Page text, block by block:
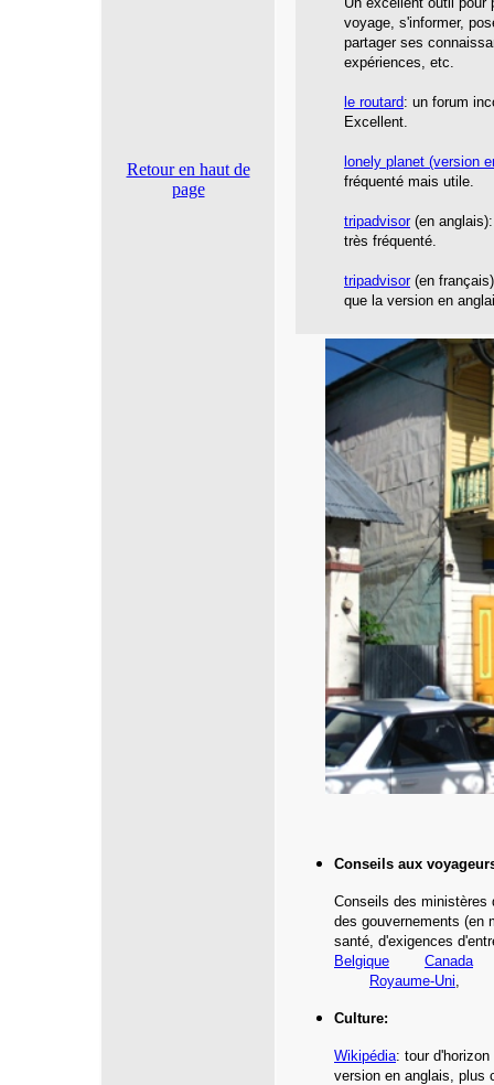
Retour en haut de
page
voyage, s'informer,
partager ses
expériences, etc.
le routard: un forum
Excellent.
lonely planet (version
fréquenté mais utile.
tripadvisor(en
très fréquenté.
tripadvisor(en
que la version en
Conseils aux
Conseils des ministères
des gouvernements (en
santé, d'exigences
Belgique
Canada
Royaume-Uni,
Culture:
Wikipédia: tour
version en anglais, plus